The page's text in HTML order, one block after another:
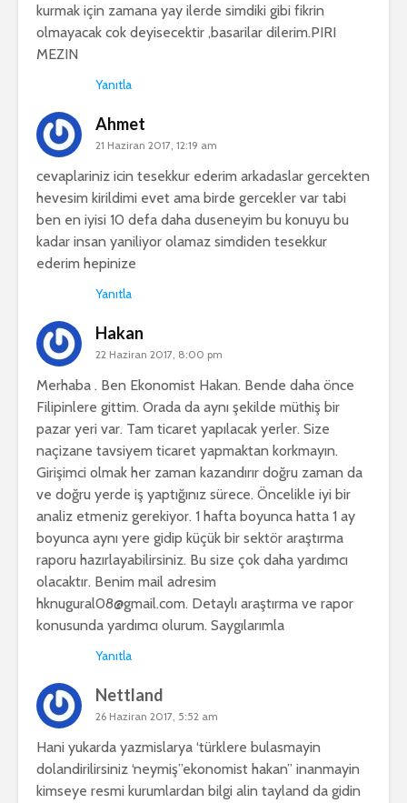
kurmak için zamana yay ilerde simdiki gibi fikrin
olmayacak cok deyisecektir ,basarilar dilerim.PIRI
MEZIN
Yanıtla
Ahmet
21 Haziran 2017, 12:19 am
cevaplariniz icin tesekkur ederim arkadaslar gercekten
hevesim kirildimi evet ama birde gercekler var tabi
ben en iyisi 10 defa daha duseneyim bu konuyu bu
kadar insan yaniliyor olamaz simdiden tesekkur
ederim hepinize
Yanıtla
Hakan
22 Haziran 2017, 8:00 pm
Merhaba . Ben Ekonomist Hakan. Bende daha önce
Filipinlere gittim. Orada da aynı şekilde müthiş bir
pazar yeri var. Tam ticaret yapılacak yerler. Size
naçizane tavsiyem ticaret yapmaktan korkmayın.
Girişimci olmak her zaman kazandırır doğru zaman da
ve doğru yerde iş yaptığınız sürece. Öncelikle iyi bir
analiz etmeniz gerekiyor. 1 hafta boyunca hatta 1 ay
boyunca aynı yere gidip küçük bir sektör araştırma
raporu hazırlayabilirsiniz. Bu size çok daha yardımcı
olacaktır. Benim mail adresim
hknugural08@gmail.com. Detaylı araştırma ve rapor
konusunda yardımcı olurum. Saygılarımla
Yanıtla
Nettland
26 Haziran 2017, 5:52 am
Hani yukarda yazmislarya ‘türklere bulasmayin
dolandirilirsiniz ‘neymiş”ekonomist hakan” inanmayin
kimseye resmi kurumlardan bilgi alin tayland da gidin